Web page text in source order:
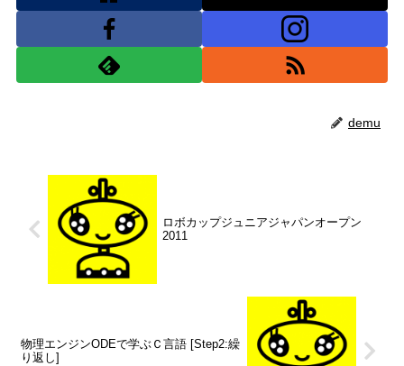
demu
ロボカップジュニアジャパンオープン
2011
物理エンジンODEで学ぶＣ言語 [Step2:繰
り返し]